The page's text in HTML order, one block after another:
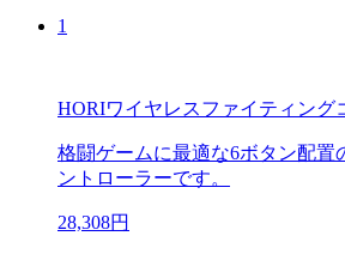
1
HORIワイヤレスファイティング
格闘ゲームに最適な6ボタン配置
ントローラーです。
28,308円